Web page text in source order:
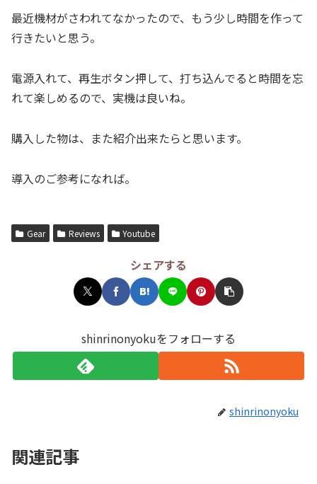
うかだ。もしくは、拡張ボードをさせる場所があ...
最近機材がさわれてなかったので、もう少し時間を作って
行きたいと思う。
電源入れて、再生ボタン押して、打ち込んでると時間を忘
れて楽しめるので、実機は良いね。
購入した物は、また紹介出来たらと思います。
導入のご参考になれば。
Gear Reviews Youtube
シェアする
shinrinonyokuをフォローする
shinrinonyoku
関連記事